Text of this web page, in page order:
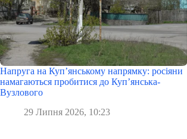
Напруга на Куп’янському напрямку: росіяни
намагаються пробитися до Куп’янська-
Вузлового
29 Липня 2026, 10:23